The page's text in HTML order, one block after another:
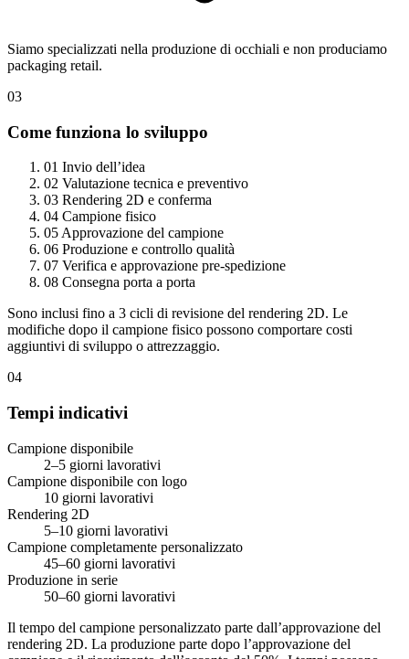
Siamo specializzati nella produzione di occhiali e non produciamo
packaging retail.
03
Come funziona lo sviluppo
01 Invio dell’idea
02 Valutazione tecnica e preventivo
03 Rendering 2D e conferma
04 Campione fisico
05 Approvazione del campione
06 Produzione e controllo qualità
07 Verifica e approvazione pre-spedizione
08 Consegna porta a porta
Sono inclusi fino a 3 cicli di revisione del rendering 2D. Le
modifiche dopo il campione fisico possono comportare costi
aggiuntivi di sviluppo o attrezzaggio.
04
Tempi indicativi
Campione disponibile
2–5 giorni lavorativi
Campione disponibile con logo
10 giorni lavorativi
Rendering 2D
5–10 giorni lavorativi
Campione completamente personalizzato
45–60 giorni lavorativi
Produzione in serie
50–60 giorni lavorativi
Il tempo del campione personalizzato parte dall’approvazione del
rendering 2D. La produzione parte dopo l’approvazione del